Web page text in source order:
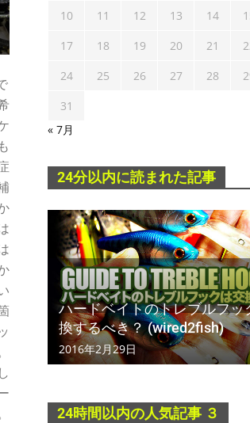
10
11 12 13 14
17
18 19 20 21
24
25 26 27 28
31
« 7月
24分以内に読まれた記事
ハードベイトのトレブルフッ
換するべき？ (wired2fish)
2016年2月29日
24時間以内の人気記事 ３